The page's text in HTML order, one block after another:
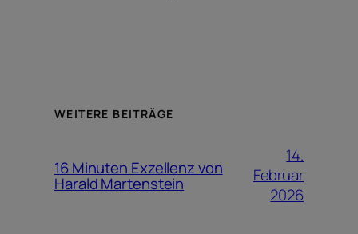
WEITERE BEITRÄGE
16 Minuten Exzellenz von
Harald Martenstein
14.
Februar
2026